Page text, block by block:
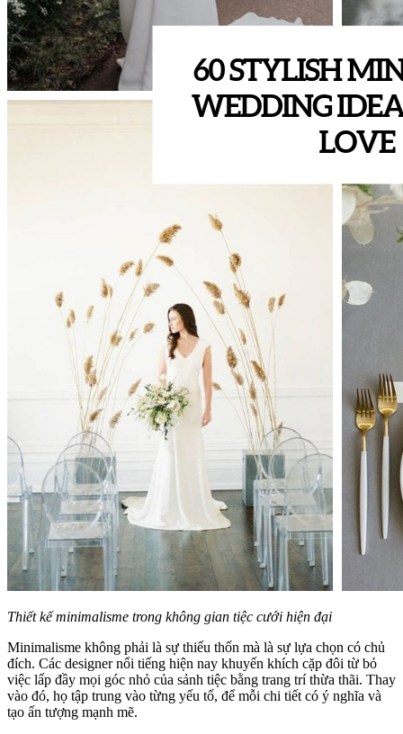
Thiết kế minimalisme trong không gian tiệc cưới hiện đại
Minimalisme không phải là sự thiếu thốn mà là sự lựa chọn có chủ
đích. Các designer nổi tiếng hiện nay khuyến khích cặp đôi từ bỏ
việc lấp đầy mọi góc nhỏ của sảnh tiệc bằng trang trí thừa thãi. Thay
vào đó, họ tập trung vào từng yếu tố, để mỗi chi tiết có ý nghĩa và
tạo ấn tượng mạnh mẽ.